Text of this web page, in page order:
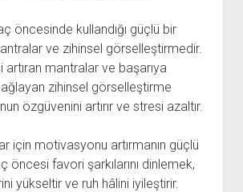
öncesinde kullandığı güçlü bir
ve zihinsel görselleştirmedir.
artıran mantralar ve başarıya
zihinsel görselleştirme
özgüvenini artırır ve stresi azaltır.
için motivasyonu artırmanın güçlü
öncesi favori şarkılarını dinlemek,
yükseltir ve ruh hâlini iyileştirir.